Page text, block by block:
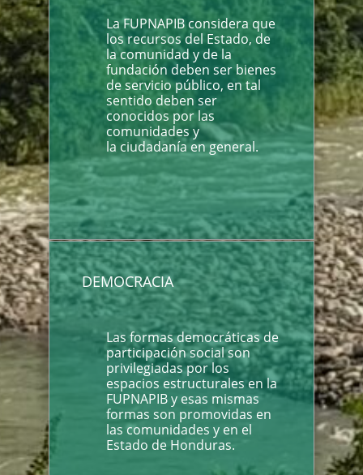
La FUPNAPIB considera que
los recursos del Estado, de
la comunidad y de la
fundación deben ser bienes
de servicio público, en tal
sentido deben ser
conocidos por las
comunidades y
la ciudadanía en general.
DEMOCRACIA
Las formas democráticas de
participación social son
privilegiadas por los
espacios estructurales en la
FUPNAPIB y esas mismas
formas son promovidas en
las comunidades y en el
Estado de Honduras.